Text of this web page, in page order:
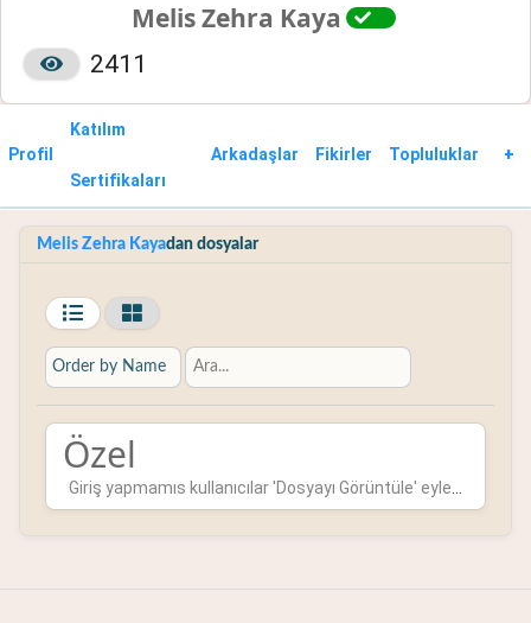
Melis Zehra Kaya
2411
Profil
Katılım
Sertifikaları
Arkadaşlar Fikirler Topluluklar +
Melis Zehra Kayadan dosyalar
Özel
Giriş yapmamıs kullanıcılar 'Dosyayı Görüntüle' eylemini